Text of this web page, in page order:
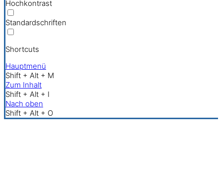
Hochkontrast
Standardschriften
Shortcuts
Hauptmenü
Shift + Alt + M
Zum Inhalt
Shift + Alt + I
Nach oben
Shift + Alt + O